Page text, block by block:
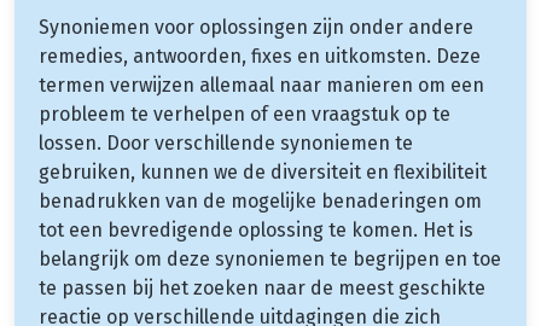
Synoniemen voor oplossingen zijn onder andere
remedies, antwoorden, fixes en uitkomsten. Deze
termen verwijzen allemaal naar manieren om een
probleem te verhelpen of een vraagstuk op te
lossen. Door verschillende synoniemen te
gebruiken, kunnen we de diversiteit en flexibiliteit
benadrukken van de mogelijke benaderingen om
tot een bevredigende oplossing te komen. Het is
belangrijk om deze synoniemen te begrijpen en toe
te passen bij het zoeken naar de meest geschikte
reactie op verschillende uitdagingen die zich